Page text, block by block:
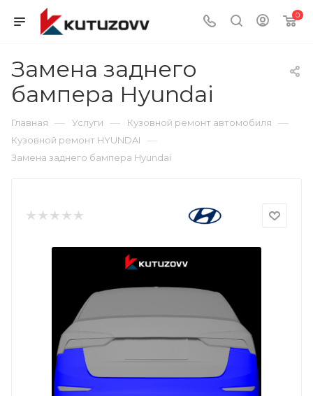
0
Замена заднего
бампера Hyundai
Главная — Услуги — Кузовной ремонт автомобиля —
Кузовной ремонт HYUNDAI —
Замена заднего бампера Hyundai